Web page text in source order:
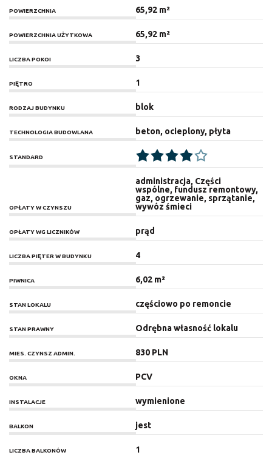
POWIERZCHNIA 65,92 m²
POWIERZCHNIA UŻYTKOWA 65,92 m²
LICZBA POKOI 3
PIĘTRO 1
RODZAJ BUDYNKU blok
TECHNOLOGIA BUDOWLANA beton, ocieplony, płyta
STANDARD
OPŁATY W CZYNSZU
administracja, Części
wspólne, fundusz remontowy,
gaz, ogrzewanie, sprzątanie,
wywóz śmieci
OPŁATY WG LICZNIKÓW prąd
LICZBA PIĘTER W BUDYNKU 4
PIWNICA 6,02 m²
STAN LOKALU częściowo po remoncie
STAN PRAWNY Odrębna własność lokalu
MIES. CZYNSZ ADMIN. 830 PLN
OKNA PCV
INSTALACJE wymienione
BALKON jest
LICZBA BALKONÓW 1